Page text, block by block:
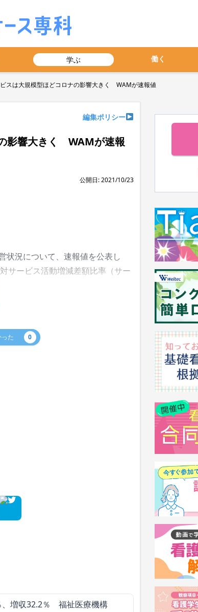
学ぶ 働く
ビスは大規模型ほどコロナの影響大きく WAMが速報値
編集ポリシー
影響大きく WAMが速報
公開日: 2021/10/23
状況について、速報値を公表し
サービス活動増減差額比率（サー
た 0
、増収32.2％ 福祉医療機構